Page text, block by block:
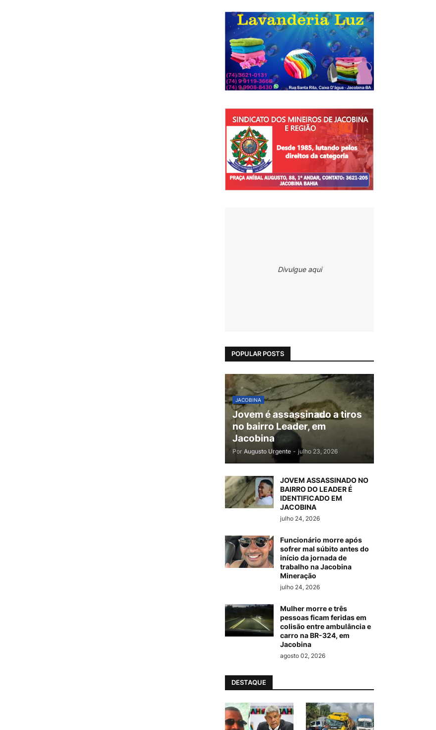
Divulgue aqui
POPULAR POSTS
JACOBINA
Jovem é assassinado a tiros
no bairro Leader, em
Jacobina
Por Augusto Urgente - julho 23, 2026
JOVEM ASSASSINADO NO
BAIRRO DO LEADER É
IDENTIFICADO EM
JACOBINA
julho 24, 2026
Funcionário morre após
sofrer mal súbito antes do
início da jornada de
trabalho na Jacobina
Mineração
julho 24, 2026
Mulher morre e três
pessoas ficam feridas em
colisão entre ambulância e
carro na BR-324, em
Jacobina
agosto 02, 2026
DESTAQUE